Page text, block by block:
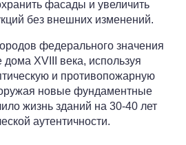
фасады и увеличить
без внешних изменений.
федерального значения
XVIII века, используя
и противопожарную
новые фундаментные
жизнь зданий на 30-40 лет
аутентичности.